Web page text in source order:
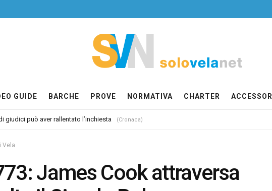
GUIDE BARCHE PROVE NORMATIVA CHARTER ACCESSORI
giudici può aver rallentato l’inchiesta (Cronaca)
Vela
James Cook attraversa